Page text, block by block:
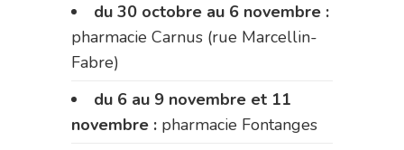
du 30 octobre au 6 novembre :
pharmacie Carnus (rue Marcellin-
Fabre)
du 6 au 9 novembre et 11
novembre : pharmacie Fontanges